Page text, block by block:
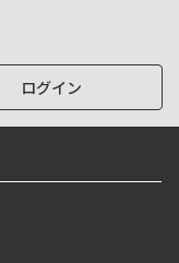
ログイン